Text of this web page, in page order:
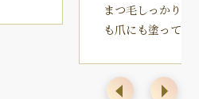
まつ毛しっかり伸
も爪にも塗ってる